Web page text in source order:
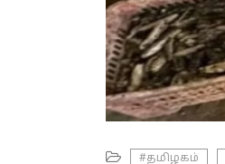
#தமிழகம்